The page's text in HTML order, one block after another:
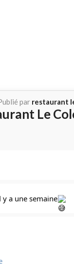
par restaurant
Le
a une semaine